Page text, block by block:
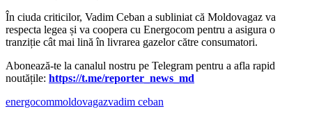
În ciuda criticilor, Vadim Ceban a subliniat că Moldovagaz va
respecta legea și va coopera cu Energocom pentru a asigura o
tranziție cât mai lină în livrarea gazelor către consumatori.
‍Abonează-te la canalul nostru pe Telegram pentru a afla rapid
noutățile: https://t.me/reporter_news_md
energocommoldovagazvadim ceban